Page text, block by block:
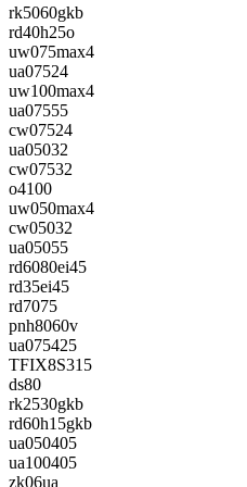
rk5060gkb
rd40h25o
uw075max4
ua07524
uw100max4
ua07555
cw07524
ua05032
cw07532
o4100
uw050max4
cw05032
ua05055
rd6080ei45
rd35ei45
rd7075
pnh8060v
ua075425
TFIX8S315
ds80
rk2530gkb
rd60h15gkb
ua050405
ua100405
zk06ua